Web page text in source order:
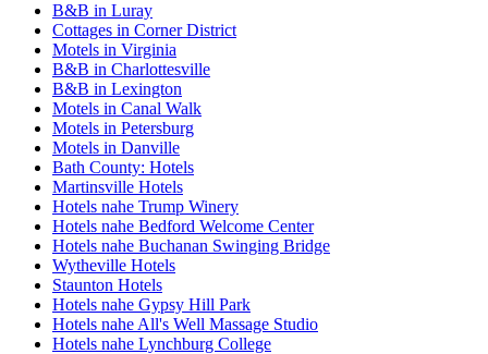
B&B in Luray
Cottages in Corner District
Motels in Virginia
B&B in Charlottesville
B&B in Lexington
Motels in Canal Walk
Motels in Petersburg
Motels in Danville
Bath County: Hotels
Martinsville Hotels
Hotels nahe Trump Winery
Hotels nahe Bedford Welcome Center
Hotels nahe Buchanan Swinging Bridge
Wytheville Hotels
Staunton Hotels
Hotels nahe Gypsy Hill Park
Hotels nahe All's Well Massage Studio
Hotels nahe Lynchburg College